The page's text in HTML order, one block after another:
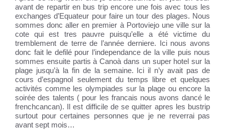
avant de repartir en bus trip encore une fois avec tous les
exchanges d’Equateur pour faire un tour des plages. Nous
sommes donc aller en premier à Portoviejo une ville sur la
cote qui est tres pauvre puisqu’elle a été victime du
tremblement de terre de l’année derniere. Ici nous avons
donc fait le defilé pour l’independance de la ville puis nous
sommes ensuite partis à Canoà dans un super hotel sur la
plage jusqu’à la fin de la semaine. Ici il n’y avait pas de
cours d’espagnol seulement du temps libre et quelques
activités comme les olympiades sur la plage ou encore la
soirée des talents ( pour les francais nous avons dancé le
frenchcancan). Il est difficile de se quitter apres les bustrip
surtout pour certaines personnes que je ne reverrai pas
avant sept mois…